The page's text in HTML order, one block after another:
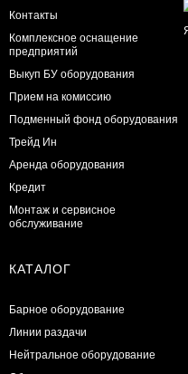
Контакты
Комплексное оснащение
предприятий
Выкуп БУ оборудования
Прием на комиссию
Подменный фонд оборудования
Трейд Ин
Аренда оборудования
Кредит
Монтаж и сервисное
обслуживание
КАТАЛОГ
Барное оборудование
Линии раздачи
Нейтральное оборудование